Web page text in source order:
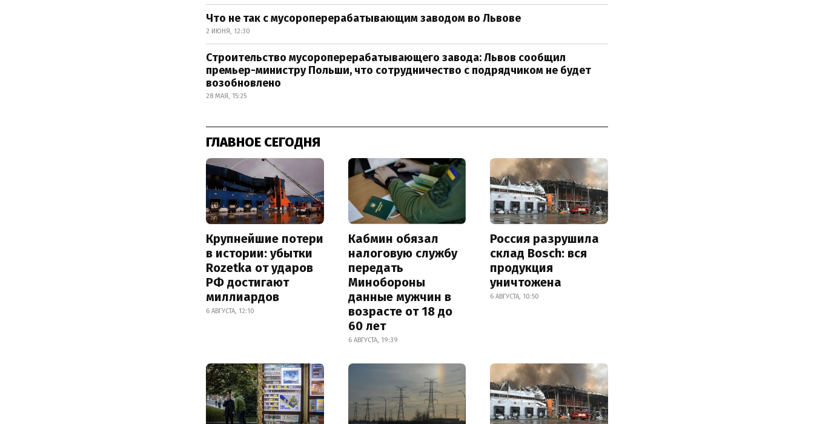
Что не так с мусороперерабатывающим заводом во Львове
2 ИЮНЯ, 12:30
Строительство мусороперерабатывающего завода: Львов сообщил
премьер-министру Польши, что сотрудничество с подрядчиком не будет
возобновлено
28 МАЯ, 15:25
ГЛАВНОЕ СЕГОДНЯ
Крупнейшие потери
в истории: убытки
Rozetka от ударов
РФ достигают
миллиардов
6 АВГУСТА, 12:10
Кабмин обязал
налоговую службу
передать
Минобороны
данные мужчин в
возрасте от 18 до
60 лет
6 АВГУСТА, 19:39
Россия разрушила
склад Bosch: вся
продукция
уничтожена
6 АВГУСТА, 10:50